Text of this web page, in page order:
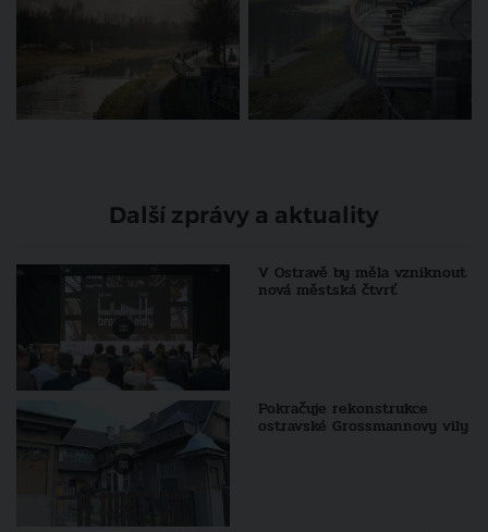
Další zprávy a aktuality
V Ostravě by měla vzniknout
nová městská čtvrť
Pokračuje rekonstrukce
ostravské Grossmannovy vily